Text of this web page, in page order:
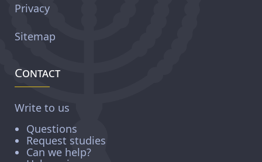
Privacy
Sitemap
Contact
Write to us
Questions
Request studies
Can we help?